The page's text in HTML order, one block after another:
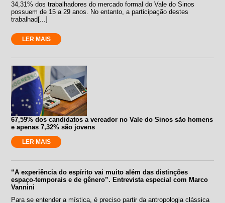
34,31% dos trabalhadores do mercado formal do Vale do Sinos
possuem de 15 a 29 anos. No entanto, a participação destes
trabalhad[...]
LER MAIS
67,59% dos candidatos a vereador no Vale do Sinos são homens
e apenas 7,32% são jovens
LER MAIS
“A experiência do espírito vai muito além das distinções
espaço-temporais e de gênero”. Entrevista especial com Marco
Vannini
Para se entender a mística, é preciso partir da antropologia clássica